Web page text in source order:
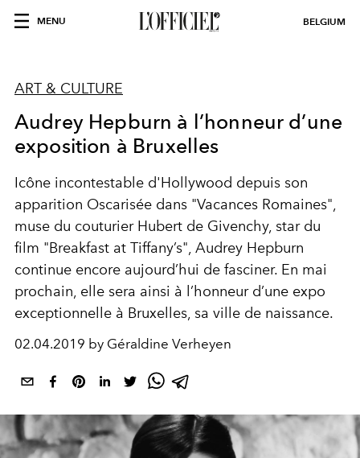
MENU BELGIUM
ART & CULTURE
Audrey Hepburn à l’honneur d’une
exposition à Bruxelles
Icône incontestable d'Hollywood depuis son
apparition Oscarisée dans "Vacances Romaines",
muse du couturier Hubert de Givenchy, star du
film "Breakfast at Tiffany’s", Audrey Hepburn
continue encore aujourd’hui de fasciner. En mai
prochain, elle sera ainsi à l’honneur d’une expo
exceptionnelle à Bruxelles, sa ville de naissance.
02.04.2019 by Géraldine Verheyen